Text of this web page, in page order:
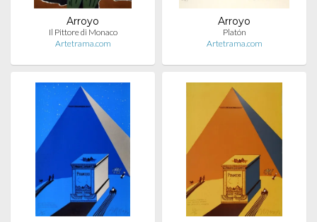
Arroyo
Il Pittore di Monaco
Artetrama.com
Arroyo
Platón
Artetrama.com